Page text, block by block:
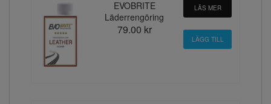
EVOBRITE
Läderrengöring
79.00 kr
LÄS MER